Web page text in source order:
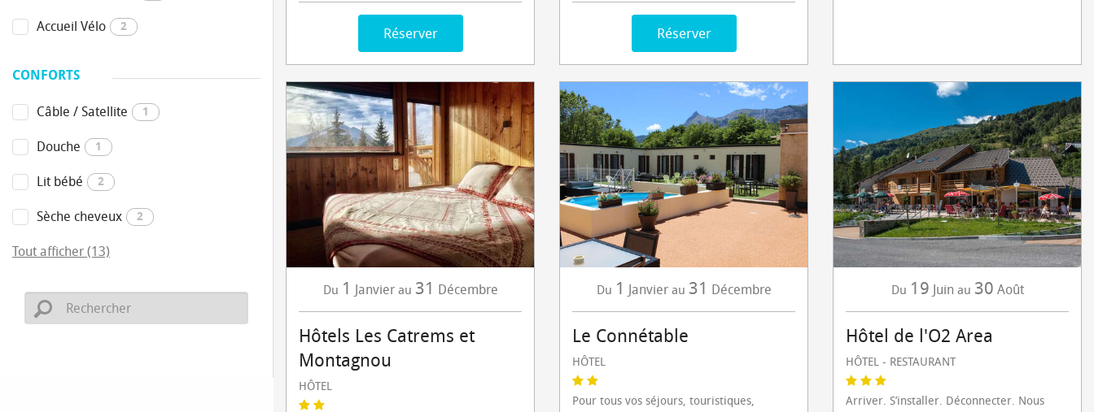
Accueil Vélo 2
CONFORTS
Câble / Satellite 1
Douche 1
Lit bébé 2
Sèche cheveux 2
Tout afficher (13)
Réserver Réserver
Du 1 Janvier au 31 Décembre
Hôtels Les Catrems et
Montagnou
HÔTEL
Du 1 Janvier au 31 Décembre
Le Connétable
HÔTEL
Pour tous vos séjours, touristiques,
Du 19 Juin au 30 Août
Hôtel de l'O2 Area
HÔTEL - RESTAURANT
Arriver. S’installer. Déconnecter. Nous